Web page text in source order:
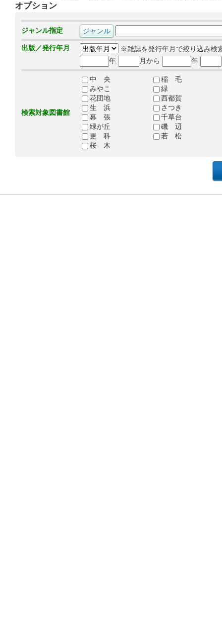
オプション
ジャンル指定
出版／発行年月
※雑誌を発行年月で絞り込み検
年
月から 年
検索対象図書館
中 央
稲 毛
みやこ
緑
花団地
西都賀
生 浜
さつき
幕 張
千草台
緑が丘
磯 辺
更 科
若 松
桜 木